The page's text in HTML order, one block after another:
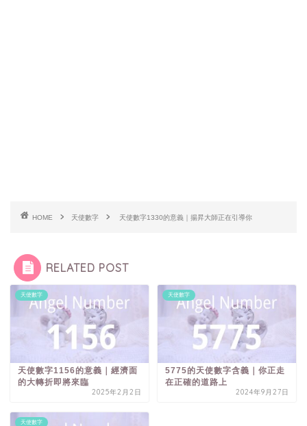
HOME 天使數字 天使數字1330的意義｜揚昇大師正在引導你
RELATED POST
天使數字
天使數字1156的意義｜經濟面
的大轉折即將來臨
2025年2月2日
天使數字
5775的天使數字含義｜你正走
在正確的道路上
2024年9月27日
天使數字